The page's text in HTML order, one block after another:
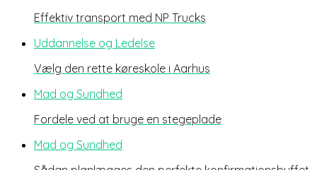
Effektiv transport med NP Trucks
Uddannelse og Ledelse
Vælg den rette køreskole i Aarhus
Mad og Sundhed
Fordele ved at bruge en stegeplade
Mad og Sundhed